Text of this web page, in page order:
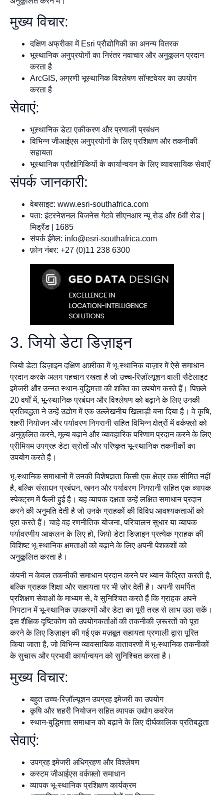
मुख्य विचार:
दक्षिण अफ्रीका में Esri प्रौद्योगिकी का अनन्य वितरक
भूस्थानिक अनुप्रयोगों का निरंतर नवाचार और अनुकूलन प्रदान
करता है
ArcGIS, अग्रणी भूस्थानिक विश्लेषण सॉफ्टवेयर का उपयोग
करता है
सेवाएं:
भूस्थानिक डेटा एकीकरण और प्रणाली प्रबंधन
विभिन्न जीआईएस अनुप्रयोगों के लिए प्रशिक्षण और तकनीकी
सहायता
भूस्थानिक प्रौद्योगिकियों के कार्यान्वयन के लिए व्यावसायिक सेवाएँ
संपर्क जानकारी:
वेबसाइट: www.esri-southafrica.com
पता: इंटरनेशनल बिजनेस गेटवे सीएनआर न्यू रोड और 6वीं रोड |
मिड्रैंड | 1685
संपर्क ईमेल: info@esri-southafrica.com
फ़ोन नंबर: +27 (0)11 238 6300
3. जियो डेटा डिज़ाइन
जियो डेटा डिज़ाइन दक्षिण अफ़्रीका में भू-स्थानिक बाज़ार में ऐसे समाधान
प्रदान करके अलग पहचान रखता है जो उच्च-रिज़ॉल्यूशन वाली सैटेलाइट
इमेजरी और उन्नत स्थान-बुद्धिमत्ता की शक्ति का उपयोग करते हैं। पिछले
20 वर्षों में, भू-स्थानिक प्रबंधन और विश्लेषण को बढ़ाने के लिए उनकी
प्रतिबद्धता ने उन्हें उद्योग में एक उल्लेखनीय खिलाड़ी बना दिया है। वे कृषि,
शहरी नियोजन और पर्यावरण निगरानी सहित विभिन्न क्षेत्रों में वर्कफ़्लो को
अनुकूलित करने, मूल्य बढ़ाने और व्यावहारिक परिणाम प्रदान करने के लिए
प्रीमियम उपग्रह डेटा स्रोतों और परिष्कृत भू-स्थानिक तकनीकों का
उपयोग करते हैं।
भू-स्थानिक समाधानों में उनकी विशेषज्ञता किसी एक क्षेत्र तक सीमित नहीं
है, बल्कि संसाधन प्रबंधन, खनन और पर्यावरण निगरानी सहित एक व्यापक
स्पेक्ट्रम में फैली हुई है। यह व्यापक दक्षता उन्हें लक्षित समाधान प्रदान
करने की अनुमति देती है जो उनके ग्राहकों की विविध आवश्यकताओं को
पूरा करते हैं। चाहे वह रणनीतिक योजना, परिचालन सुधार या व्यापक
पर्यावरणीय आकलन के लिए हो, जियो डेटा डिज़ाइन प्रत्येक ग्राहक की
विशिष्ट भू-स्थानिक क्षमताओं को बढ़ाने के लिए अपनी पेशकशों को
अनुकूलित करता है।
कंपनी न केवल तकनीकी समाधान प्रदान करने पर ध्यान केंद्रित करती है,
बल्कि ग्राहक शिक्षा और सहायता पर भी ज़ोर देती है। अपनी समर्पित
प्रशिक्षण सेवाओं के माध्यम से, वे सुनिश्चित करते हैं कि ग्राहक अपने
निपटान में भू-स्थानिक उपकरणों और डेटा का पूरी तरह से लाभ उठा सकें।
इस शैक्षिक दृष्टिकोण को उपयोगकर्ताओं की तकनीकी ज़रूरतों को पूरा
करने के लिए डिज़ाइन की गई एक मज़बूत सहायता प्रणाली द्वारा पूरित
किया जाता है, जो विभिन्न व्यावसायिक वातावरणों में भू-स्थानिक तकनीकों
के सुचारू और प्रभावी कार्यान्वयन को सुनिश्चित करता है।
मुख्य विचार:
बहुत उच्च-रिज़ॉल्यूशन उपग्रह इमेजरी का उपयोग
कृषि और शहरी नियोजन सहित व्यापक उद्योग कवरेज
स्थान-बुद्धिमत्ता समाधान को बढ़ाने के लिए दीर्घकालिक प्रतिबद्धता
सेवाएं:
उपग्रह इमेजरी अधिग्रहण और विश्लेषण
कस्टम जीआईएस वर्कफ़्लो समाधान
व्यापक भू-स्थानिक प्रशिक्षण कार्यक्रम